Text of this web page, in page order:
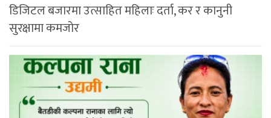
डिजिटल बजारमा उत्साहित महिलाः दर्ता, कर र कानुनी
सुरक्षामा कमजोर